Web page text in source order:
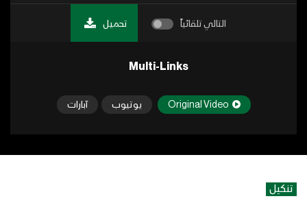
التالي تلقائياً تحميل
Multi-Links
Original Video يوتيوب آبارات
تنكيل